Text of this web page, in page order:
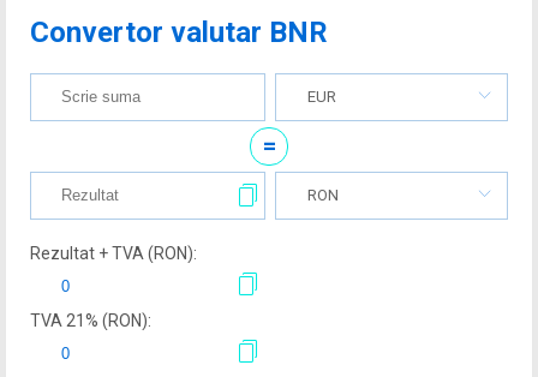
Convertor valutar BNR
EUR
=
RON
Rezultat + TVA (RON):
TVA 21% (RON):